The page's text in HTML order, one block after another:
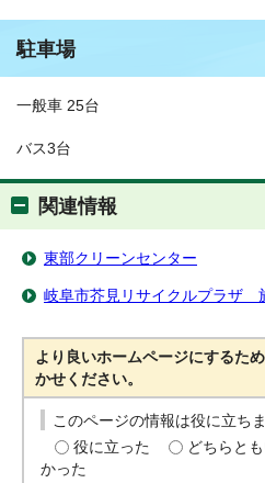
駐車場
一般車 25台
バス3台
関連情報
東部クリーンセンター
岐阜市芥見リサイクルプラザ
より良いホームページにするた
かせください。
このページの情報は役に立ち
役に立った
どちらと
かった